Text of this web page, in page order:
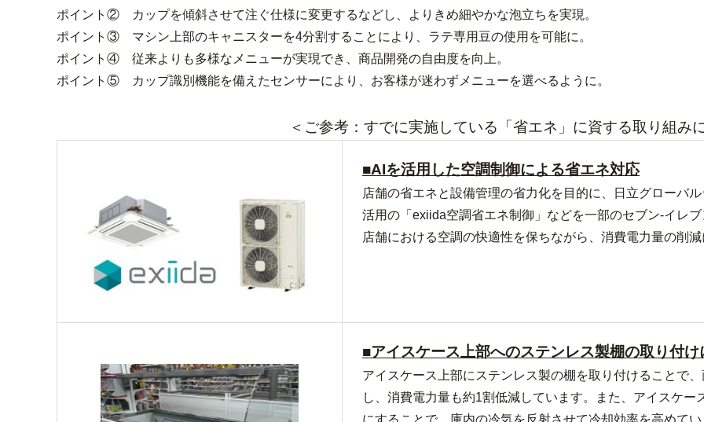
ポイント② カップを傾斜させて注ぐ仕様に変更するなどし、よりきめ細やかな泡立ちを実現。
ポイント③ マシン上部のキャニスターを4分割することにより、ラテ専用豆の使用を可能に。
ポイント④ 従来よりも多様なメニューが実現でき、商品開発の自由度を向上。
ポイント⑤ カップ識別機能を備えたセンサーにより、お客様が迷わずメニューを選べるように。
＜ご参考：すでに実施している「省エネ」に資する取り組み
■AIを活用した空調制御による省エネ対応
店舗の省エネと設備管理の省力化を目的に、日立グローバ
活用の「exiida空調省エネ制御」などを一部のセブン‐イレブ
店舗における空調の快適性を保ちながら、消費電力量の削減
■アイスケース上部へのステンレス製棚の取り付
アイスケース上部にステンレス製の棚を取り付けることで
し、消費電力量も約1割低減しています。また、アイスケ
にすることで、庫内の冷気を反射させて冷却効率を高めてい